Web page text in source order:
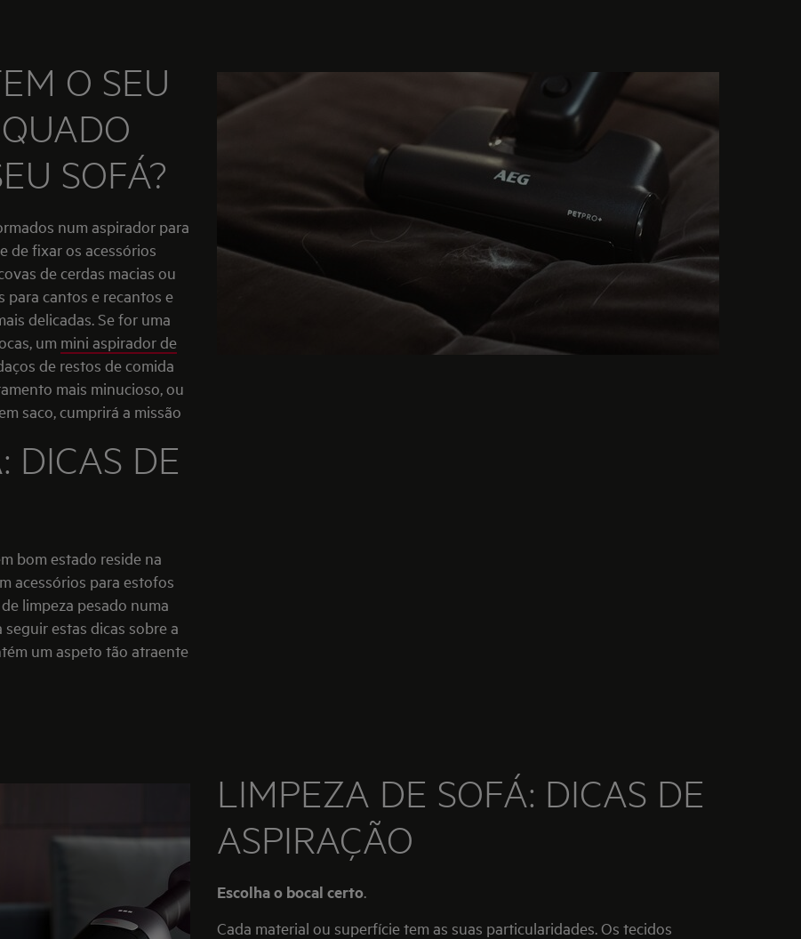
O SEU
SOFÁ?
num aspirador para
de fixar os acessórios
de cerdas macias ou
para cantos e recantos e
delicadas. Se for uma
um mini aspirador de
de restos de comida
mais minucioso, ou
saco, cumprirá a missão
DICAS DE
bom estado reside na
acessórios para estofos
limpeza pesado numa
estas dicas sobre a
um aspeto tão atraente
LIMPEZA DE SOFÁ: DICAS DE
ASPIRAÇÃO
Escolha o bocal certo.
Cada material ou superfície tem as suas particularidades. Os tecidos